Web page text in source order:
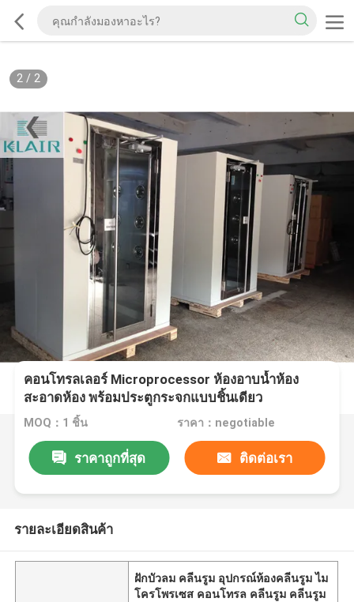
2/ 2
คอนโทรลเลอร์ Microprocessor ห้องอาบน้ำห้อง
สะอาดห้อง พร้อมประตูกระจกแบบชิ้นเดียว
MOQ：1 ชิ้น ราคา：negotiable
ราคาถูกที่สุด ติดต่อเรา
รายละเอียดสินค้า
ฝักบัวลม คลีนรูม อุปกรณ์ห้องคลีนรูม ไม
โครโพรเซส คอนโทรล คลีนรูม คลีนรูม